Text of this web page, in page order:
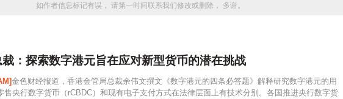
如作者信息标记有误， 请第一时间联系我们修改或删除， 多谢。
：探索数字港元旨在应对新型货币的潜在挑战
金色财经报道，香港金管局总裁余伟文撰文《数字港元的四条必答题》解释研究数字港元的用
售央行数字货币（rCBDC）和现有电子支付方式在法律层面上有技术分别。各国推进央行数字货